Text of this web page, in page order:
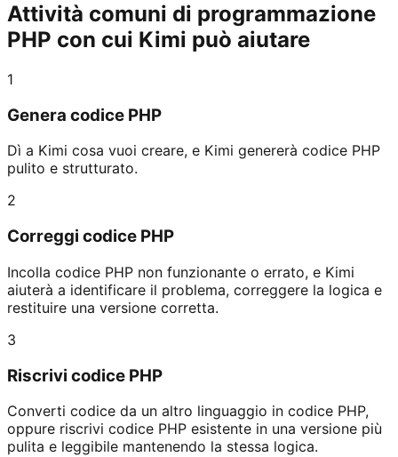
Attività comuni di programmazione
PHP con cui Kimi può aiutare
1
Genera codice PHP
Dì a Kimi cosa vuoi creare, e Kimi genererà codice PHP
pulito e strutturato.
2
Correggi codice PHP
Incolla codice PHP non funzionante o errato, e Kimi
aiuterà a identificare il problema, correggere la logica e
restituire una versione corretta.
3
Riscrivi codice PHP
Converti codice da un altro linguaggio in codice PHP,
oppure riscrivi codice PHP esistente in una versione più
pulita e leggibile mantenendo la stessa logica.